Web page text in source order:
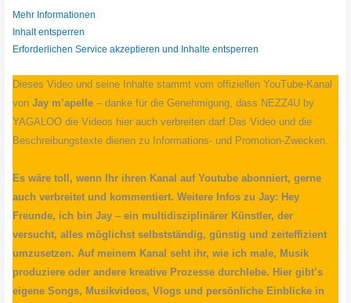
Mehr Informationen
Inhalt entsperren
Erforderlichen Service akzeptieren und Inhalte entsperren
Dieses Video und seine Inhalte stammt vom offiziellen YouTube-Kanal
vonJay m’apelle – danke für die Genehmigung, dass NEZZ4U by
YAGALOO die Videos hier auch verbreiten darf.Das Video und die
Beschreibungstexte dienen zu Informations- und Promotion-Zwecken.
Es wäre toll, wenn Ihr ihren Kanal auf Youtube abonniert, gerne
auch verbreitet und kommentiert. Weitere Infos zu Jay: Hey
Freunde, ich bin Jay – ein multidisziplinärer Künstler, der
versucht, alles möglichst selbstständig, günstig und zeiteffizient
umzusetzen. Auf meinem Kanal seht ihr, wie ich male, Musik
produziere oder andere kreative Prozesse durchlebe. Hier gibt’s
eigene Songs, Musikvideos, Vlogs und persönliche Einblicke in